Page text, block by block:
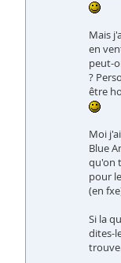
Mais
en
peut-
?
être
Moi
Blue
qu'on
pour
(en
Si la
dites-